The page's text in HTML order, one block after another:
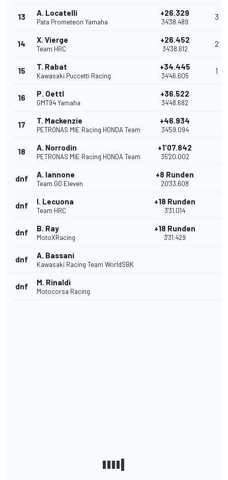
13 A. Locatelli
Pata Prometeon Yamaha
+26.329
34'38.489
3
14 X. Vierge
Team HRC
+26.452
34'38.612
2
15 T. Rabat
Kawasaki Puccetti Racing
+34.445
34'46.605
1
16 P. Oettl
GMT94 Yamaha
+36.522
34'48.682
17 T. Mackenzie
PETRONAS MIE Racing HONDA Team
+46.934
34'59.094
18 A. Norrodin
PETRONAS MIE Racing HONDA Team
+1'07.842
35'20.002
dnf A. Iannone
Team GO Eleven
+8 Runden
20'33.608
dnf I. Lecuona
Team HRC
+18 Runden
3'31.014
dnf B. Ray
MotoXRacing
+18 Runden
3'31.429
dnf A. Bassani
Kawasaki Racing Team WorldSBK
dnf M. Rinaldi
Motocorsa Racing